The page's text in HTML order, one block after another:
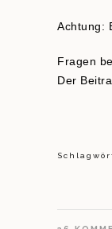
Achtung:
Fragen
Der